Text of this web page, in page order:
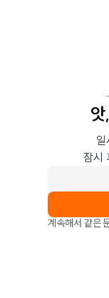
일
잠시
계속해서 같은